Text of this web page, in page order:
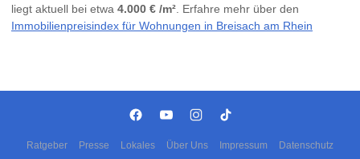
liegt aktuell bei etwa 4.000 € /m² . Erfahre mehr über den
Immobilienpreisindex für Wohnungen in Breisach am Rhein
Ratgeber Presse Lokales Über Uns Impressum Datenschutz